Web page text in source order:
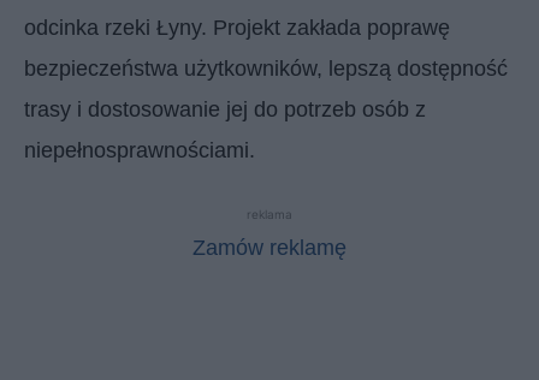
odcinka rzeki Łyny. Projekt zakłada poprawę
bezpieczeństwa użytkowników, lepszą dostępność
trasy i dostosowanie jej do potrzeb osób z
niepełnosprawnościami.
reklama
Zamów reklamę